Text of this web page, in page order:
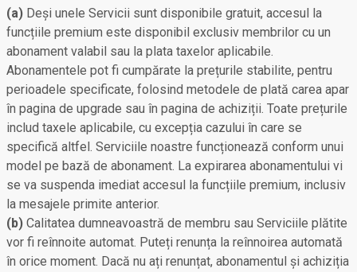
(a) Deși unele Servicii sunt disponibile gratuit, accesul la
funcțiile premium este disponibil exclusiv membrilor cu un
abonament valabil sau la plata taxelor aplicabile.
Abonamentele pot fi cumpărate la prețurile stabilite, pentru
perioadele specificate, folosind metodele de plată carea apar
în pagina de upgrade sau în pagina de achiziții. Toate prețurile
includ taxele aplicabile, cu excepția cazului în care se
specifică altfel. Serviciile noastre funcționează conform unui
model pe bază de abonament. La expirarea abonamentului vi
se va suspenda imediat accesul la funcțiile premium, inclusiv
la mesajele primite anterior.
(b) Calitatea dumneavoastră de membru sau Serviciile plătite
vor fi reînnoite automat. Puteți renunța la reînnoirea automată
în orice moment. Dacă nu ați renunțat, abonamentul și achiziția